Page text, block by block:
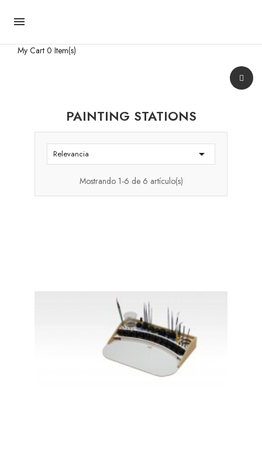

My Cart 0 Item(s)
PAINTING STATIONS
Relevancia 
Mostrando 1-6 de 6 artículo(s)